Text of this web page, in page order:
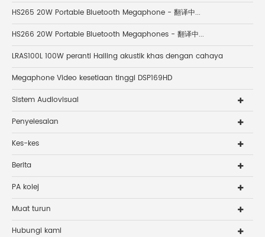
HS265 20W Portable Bluetooth Megaphone - 翻译中...
HS266 20W Portable Bluetooth Megaphones - 翻译中...
LRAS100L 100W peranti Hailing akustik khas dengan cahaya
Megaphone Video kesetiaan tinggi DSP169HD
Sistem Audiovisual
Penyelesaian
Kes-kes
Berita
PA kolej
Muat turun
Hubungi kami